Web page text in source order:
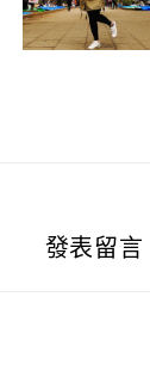
發表留言